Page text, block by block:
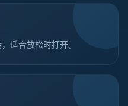
适合放松时打开。